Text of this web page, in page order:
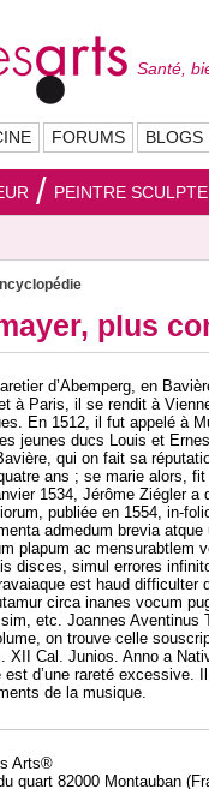
Santé,
FORUMS BLOGS
PEINTRE
plus
d’Abemperg, en
à Paris, il se rendit à
En 1512, il fut appelé à
jeunes ducs Louis et
qui on fait sa
ans ; se marie alors,
1534, Jérôme Ziégler
publiée en 1554, in-
admedum brevia
plapum ac mensurabtlem
disces, simul errores
est haud difficulter
circa inanes vocum
etc. Joannes Aventinus
on trouve celle
XII Cal. Junios. Anno a
est d’une rareté
de la musique.
Arts®
quart 82000 Montauban